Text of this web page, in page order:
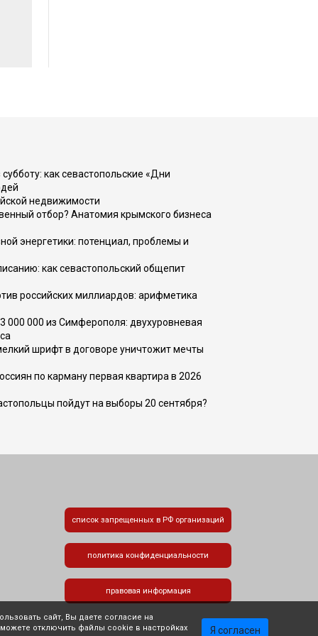
как севастопольские «Дни
недвижимости
отбор? Анатомия крымского бизнеса
энергетики: потенциал, проблемы и
как севастопольский общепит
российских миллиардов: арифметика
000 000 из Симферополя: двухуровневая
шрифт в договоре уничтожит мечты
по карману первая квартира в 2026
пойдут на выборы 20 сентября?
список запрещенных в РФ организаций
политика конфиденциальности
правовая информация
сайт, Вы даете согласие на
отключить файлы cookie в настройках
Я согласен